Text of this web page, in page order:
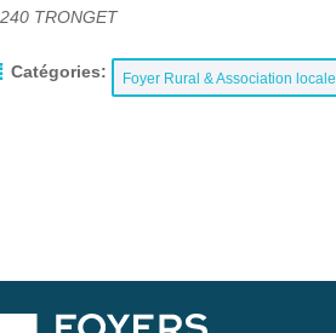
TRONGET
Catégories: Foyer Rural & Association locale